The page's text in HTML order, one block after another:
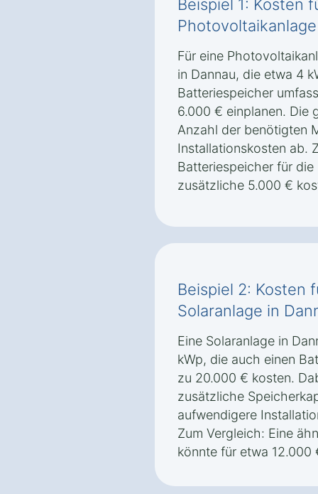
Beispiel 1: Kosten
Für eine
in Dannau, die etwa 4
Batteriespeicher
6.000 € einplanen. Die
Anzahl der benötigten
Installationskosten ab.
Batteriespeicher für
zusätzliche 5.000 €
Beispiel 2: Kosten
Solaranlage in
Eine Solaranlage in
kWp, die auch einen
zu 20.000 € kosten.
zusätzliche
aufwendigere
Zum Vergleich: Eine
könnte für etwa 12.000